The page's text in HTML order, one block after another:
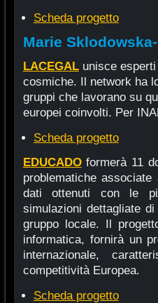
Scheda progetto
Marie
LACEGALunisce esperti
cosmiche. Il network ha
gruppi che lavorano su
europei coinvolti. Per
Scheda progetto
EDUCADOformerà 11
problematiche
dati ottenuti con le
simulazioni dettagliate
gruppo locale. Il
informatica, fornirà un
internazionale,
competitività Europea.
Scheda progetto